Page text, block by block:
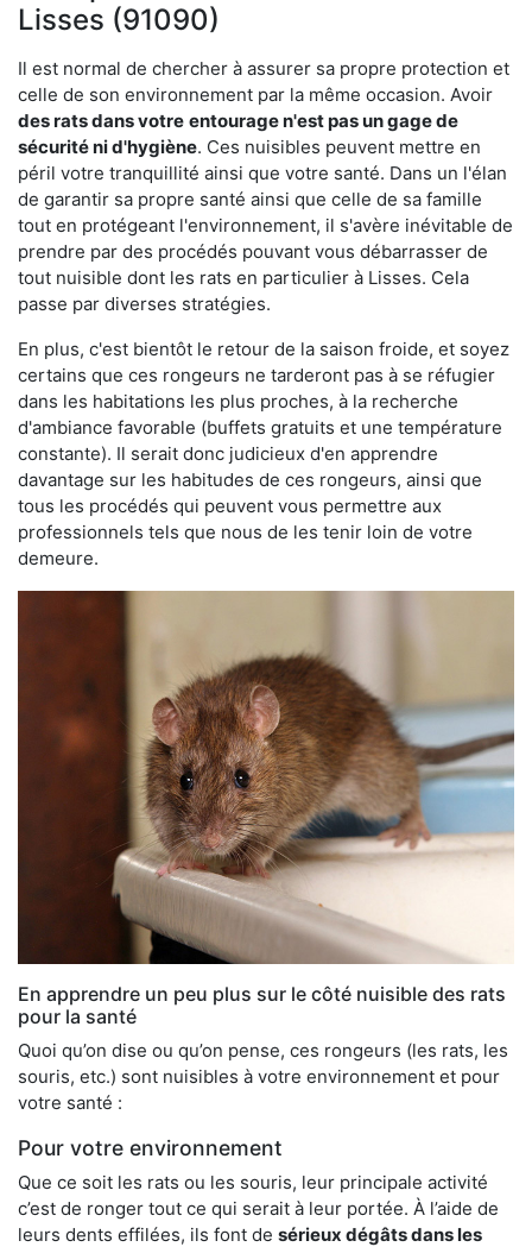
Lisses (91090)
Il est normal de chercher à assurer sa propre protection et
celle de son environnement par la même occasion. Avoir
des rats dans votre entourage n'est pas un gage de
sécurité ni d'hygiène. Ces nuisibles peuvent mettre en
péril votre tranquillité ainsi que votre santé. Dans un l'élan
de garantir sa propre santé ainsi que celle de sa famille
tout en protégeant l'environnement, il s'avère inévitable de
prendre par des procédés pouvant vous débarrasser de
tout nuisible dont les rats en particulier à Lisses. Cela
passe par diverses stratégies.
En plus, c'est bientôt le retour de la saison froide, et soyez
certains que ces rongeurs ne tarderont pas à se réfugier
dans les habitations les plus proches, à la recherche
d'ambiance favorable (buffets gratuits et une température
constante). Il serait donc judicieux d'en apprendre
davantage sur les habitudes de ces rongeurs, ainsi que
tous les procédés qui peuvent vous permettre aux
professionnels tels que nous de les tenir loin de votre
demeure.
En apprendre un peu plus sur le côté nuisible des rats
pour la santé
Quoi qu’on dise ou qu’on pense, ces rongeurs (les rats, les
souris, etc.) sont nuisibles à votre environnement et pour
votre santé :
Pour votre environnement
Que ce soit les rats ou les souris, leur principale activité
c’est de ronger tout ce qui serait à leur portée. À l’aide de
leurs dents effilées, ils font de sérieux dégâts dans les